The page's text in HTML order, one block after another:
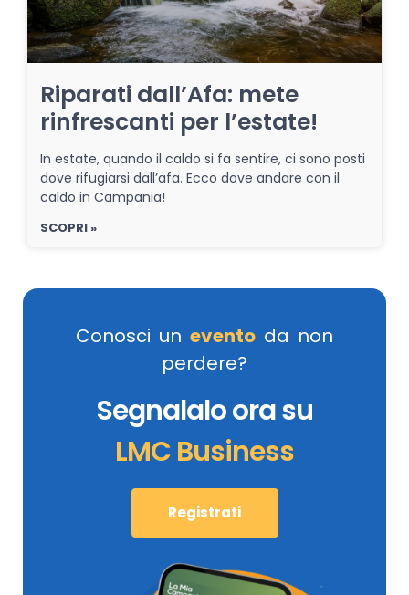
Riparati dall’Afa: mete
rinfrescanti per l’estate!
In estate, quando il caldo si fa sentire, ci sono posti
dove rifugiarsi dall’afa. Ecco dove andare con il
caldo in Campania!
SCOPRI »
Conosci un evento da non
perdere?
Segnalalo ora su
LMC Business
Registrati